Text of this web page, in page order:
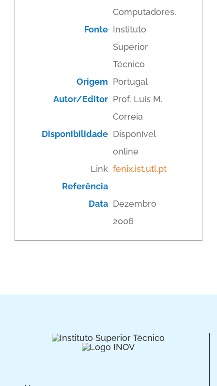
Computadores.
Fonte Instituto
Superior
Técnico
Origem Portugal
Autor/Editor Prof. Luís M.
Correia
Disponibilidade Disponível
online
Link fenix.ist.utl.pt
Referência
Data Dezembro
2006